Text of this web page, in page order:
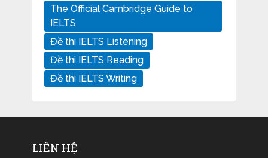
The Official Cambridge Guide to
IELTS
Đề thi IELTS Listening
Đề thi IELTS Reading
Đề thi IELTS Writing
LIÊN HỆ